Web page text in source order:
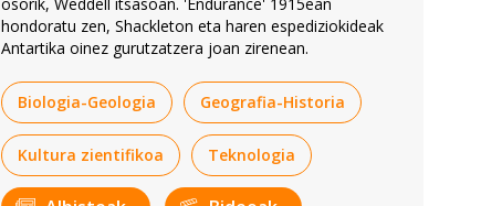
osorik, Weddell itsasoan. 'Endurance' 1915ean
hondoratu zen, Shackleton eta haren espediziokideak
Antartika oinez gurutzatzera joan zirenean.
Biologia-Geologia Geografia-Historia
Kultura zientifikoa Teknologia